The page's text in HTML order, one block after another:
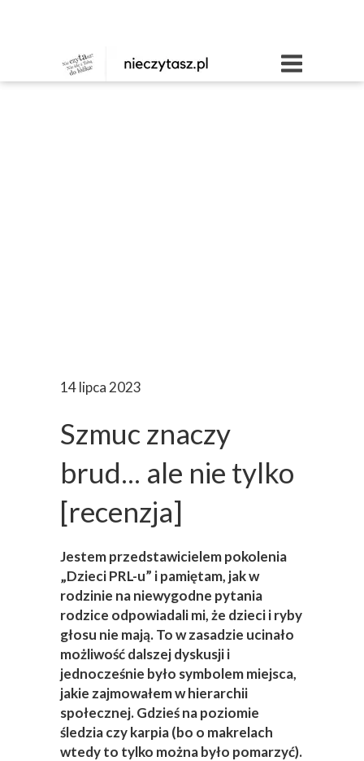
14 lipca 2023
Szmuc znaczy
brud... ale nie tylko
[recenzja]
Jestem przedstawicielem pokolenia
„Dzieci PRL-u” i pamiętam, jak w
rodzinie na niewygodne pytania
rodzice odpowiadali mi, że dzieci i ryby
głosu nie mają. To w zasadzie ucinało
możliwość dalszej dyskusji i
jednocześnie było symbolem miejsca,
jakie zajmowałem w hierarchii
społecznej. Gdzieś na poziomie
śledzia czy karpia (bo o makrelach
wtedy to tylko można było pomarzyć).